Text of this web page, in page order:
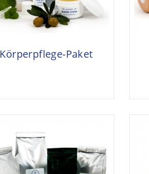
Körperpflege-Paket